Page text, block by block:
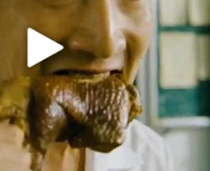
游客瞬间被浇透
1300元
气集团原党组副书记、董事宋致远被查
戏不是北上是回归
贯穿浙江
被收150元